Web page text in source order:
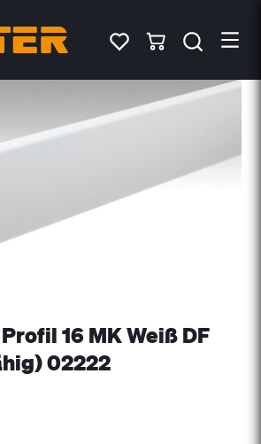
16 MK Weiß DF
02222